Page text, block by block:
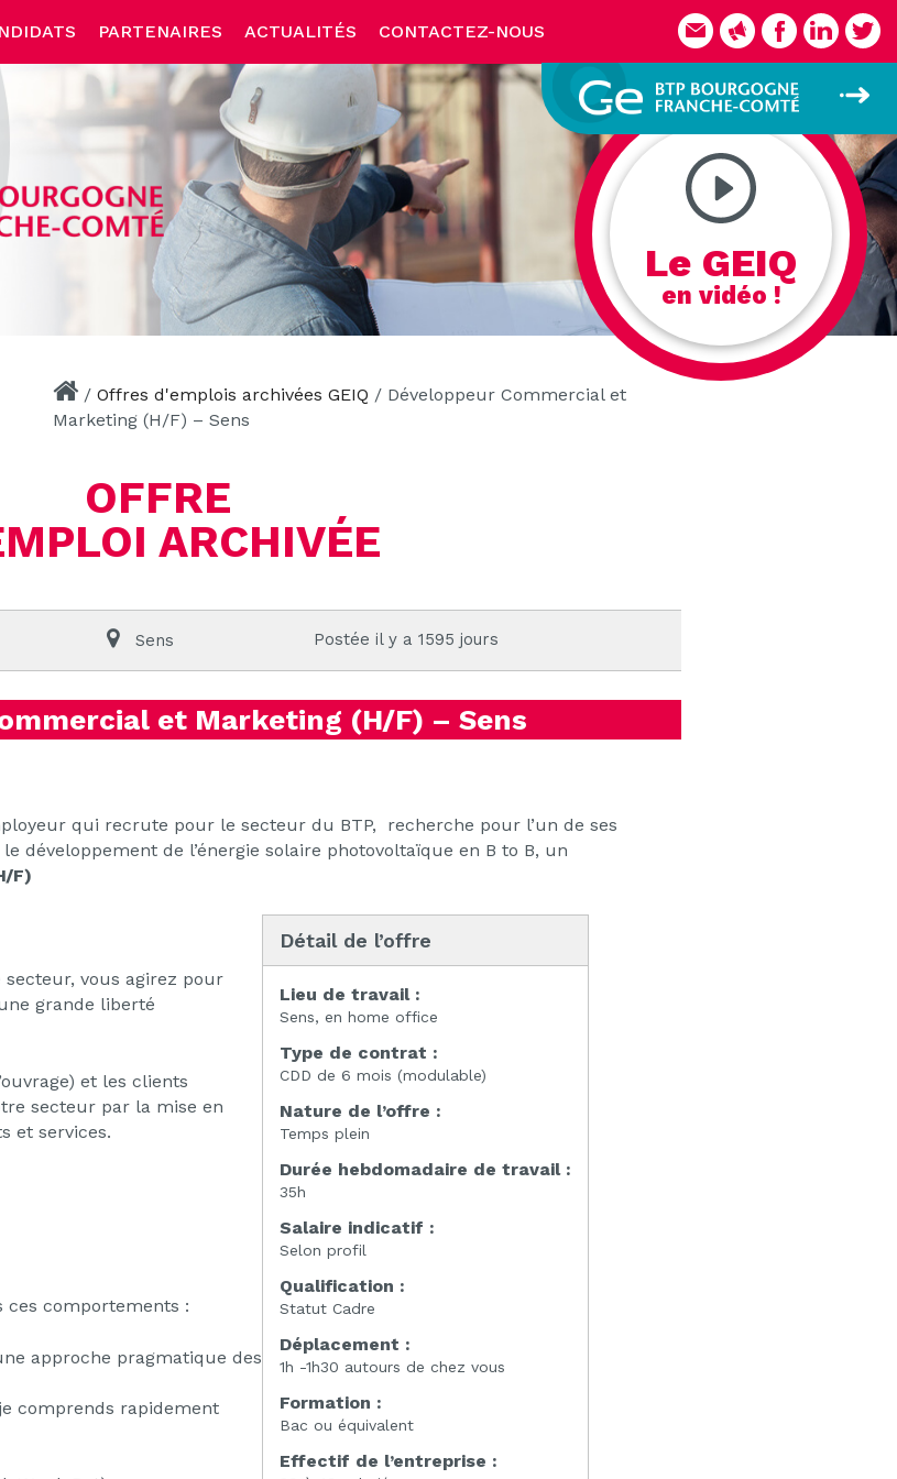
PARTENAIRES ACTUALITÉS CONTACTEZ-NOUS
Le GEIQ
en vidéo !
/ Offres d'emplois archivées GEIQ / Développeur Commercial et
Marketing (H/F) – Sens
OFFRE
ARCHIVÉE
Sens Postée il y a 1595 jours
et Marketing (H/F) – Sens
qui recrute pour le secteur du BTP, recherche pour l’un de ses
développement de l’énergie solaire photovoltaïque en B to B, un
F)
secteur, vous agirez pour
grande liberté
et les clients
secteur par la mise en
et services.
ces comportements :
approche pragmatique des
comprends rapidement
Détail de l’offre
Lieu de travail :
Sens, en home office
Type de contrat :
CDD de 6 mois (modulable)
Nature de l’offre :
Temps plein
Durée hebdomadaire de travail :
35h
Salaire indicatif :
Selon profil
Qualification :
Statut Cadre
Déplacement :
1h -1h30 autours de chez vous
Formation :
Bac ou équivalent
Effectif de l’entreprise :